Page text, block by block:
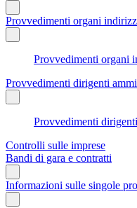
Provvedimenti organi
Provvedimenti organi
Provvedimenti dirigenti
Provvedimenti
Controlli sulle imprese
Bandi di gara e contratti
Informazioni sulle singole